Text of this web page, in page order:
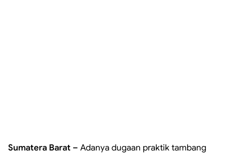
Sumatera Barat – Adanya dugaan praktik tambang